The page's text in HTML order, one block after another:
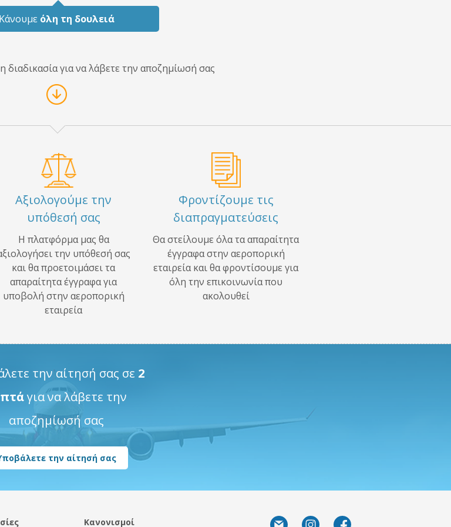
Κάνουμε όλη τη δουλειά
διαδικασία για να λάβετε την αποζημίωσή σας
Αξιολογούμε την
υπόθεσή σας
Η πλατφόρμα μας θα
την υπόθεσή σας
και θα προετοιμάσει τα
απαραίτητα έγγραφα για
υποβολή στην αεροπορική
εταιρεία
Φροντίζουμε τις
διαπραγματεύσεις
Θα στείλουμε όλα τα απαραίτητα
έγγραφα στην αεροπορική
εταιρεία και θα φροντίσουμε για
όλη την επικοινωνία που
ακολουθεί
την αίτησή σας σε 2
για να λάβετε την
αποζημίωσή σας
την αίτησή σας
Κανονισμοί